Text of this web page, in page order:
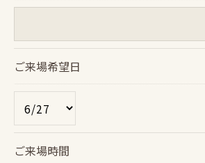
用停止の手続を定めさせて頂いて
す。
個人情報の開示･訂正･削除・利用停
きにつきましては、お電話でお問合
ご来場希望日
ご来場時間